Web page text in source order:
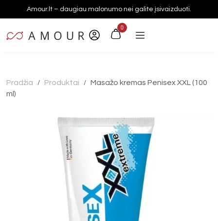
Amour.lt – daugiau malonumo nei galite įsivaizduoti.
0
Pradžia / Produktai /
Masažo kremas Penisex XXL (100
ml)